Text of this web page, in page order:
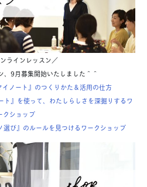
ラインレッスン／
、9月募集開始いたしました＾＾
ノート』のつくりかた＆活用の仕方
』を使って、わたしらしさを深掘りするワ
クショップ
び』のルールを見つけるワークショップ